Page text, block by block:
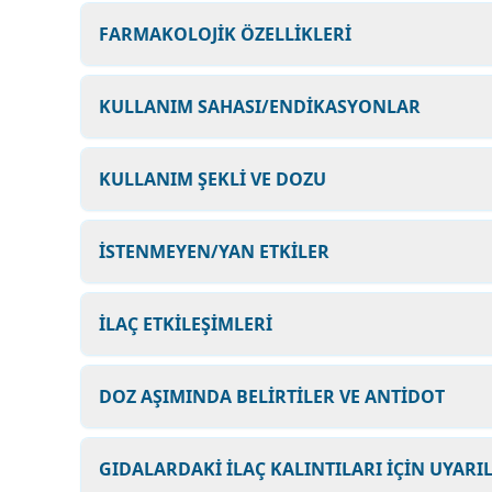
FARMAKOLOJİK ÖZELLİKLERİ
KULLANIM SAHASI/ENDİKASYONLAR
KULLANIM ŞEKLİ VE DOZU
İSTENMEYEN/YAN ETKİLER
İLAÇ ETKİLEŞİMLERİ
DOZ AŞIMINDA BELİRTİLER VE ANTİDOT
GIDALARDAKİ İLAÇ KALINTILARI İÇİN